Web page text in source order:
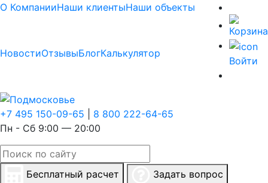
О КомпанииНаши клиентыНаши объекты
НовостиОтзывыБлогКалькулятор
Войти
+7 495 150-09-65
8 800 222-64-65
Пн - Сб 9:00 — 20:00
Бесплатный расчет
Задать вопрос